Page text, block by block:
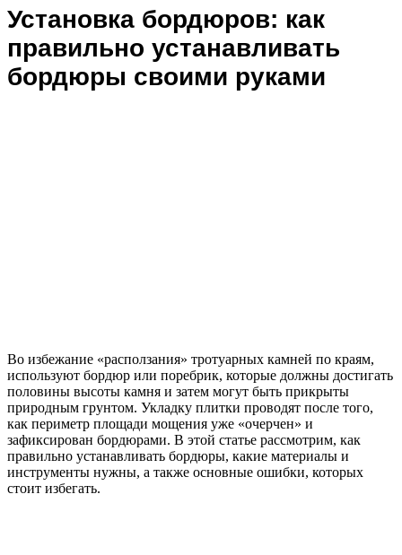
Установка бордюров: как
правильно устанавливать
бордюры своими руками
Во избежание «расползания» тротуарных камней по краям,
используют бордюр или поребрик, которые должны достигать
половины высоты камня и затем могут быть прикрыты
природным грунтом. Укладку плитки проводят после того,
как периметр площади мощения уже «очерчен» и
зафиксирован бордюрами. В этой статье рассмотрим, как
правильно устанавливать бордюры, какие материалы и
инструменты нужны, а также основные ошибки, которых
стоит избегать.